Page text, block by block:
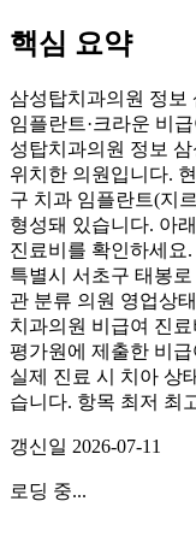
핵심 요약
삼성탑치과의원 정보
임플란트·크라운 비
성탑치과의원 정보
위치한 의원입니다.
구 치과 임플란트(지
형성돼 있습니다. 아
진료비를 확인하세요
특별시 서초구 태봉로
관 분류 의원 영업상
치과의원 비급여 진
평가원에 제출한 비
실제 진료 시 치아 상
습니다. 항목 최저 최
갱신일 2026-07-11
로딩 중...